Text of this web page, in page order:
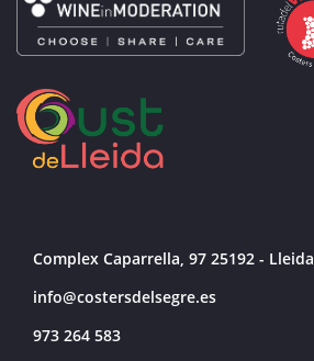
Complex Caparrella, 97 25192 - Lleida
info@costersdelsegre.es
973 264 583